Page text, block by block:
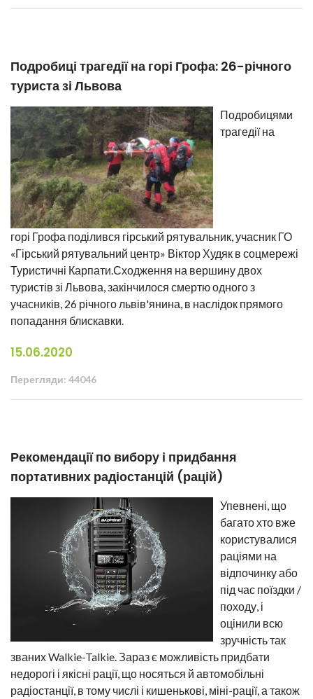
Подробиці трагедії на горі Грофа: 26-річного
туриста зі Львова
Подробицями
трагедії на
горі Грофа поділився гірський рятувальник, учасник ГО
«Гірський рятувальний центр» Віктор Худяк в соцмережі
Туристичні Карпати.Сходження на вершину двох
туристів зі Львова, закінчилося смертю одного з
учасників, 26 річного львів'янина, в наслідок прямого
попадання блискавки.
15.06.2020
Перегляди: 44046
Рекомендації по вибору і придбання
портативних радіостанцій (рацій)
Упевнені, що
багато хто вже
користувалися
раціями на
відпочинку або
під час поїздки /
походу, і
оцінили всю
зручність так
званих Walkie-Talkie. Зараз є можливість придбати
недорогі і якісні рації, що носяться й автомобільні
радіостанції, в тому числі і кишенькові, міні-рації, а також